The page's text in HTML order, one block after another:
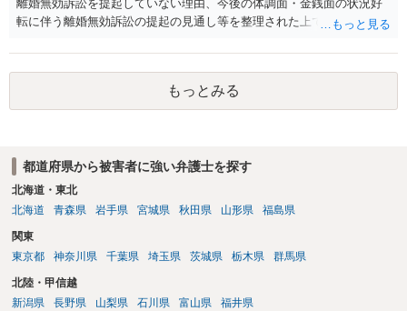
離婚無効訴訟を提起していない理由、今後の体調面・金銭面の状況好
転に伴う離婚無効訴訟の提起の見通し等を整理された上で、書面とし
検察官の処分判断の際、相談者さんの意向を示す証拠の一つとして位
置づけられる様に思われます。 より詳細についてお聞きになりたい場
合、最寄りの法律事務所での相談を検討ください
もっとみる
都道府県から被害者に強い弁護士を探す
北海道・東北
北海道
青森県 岩手県 宮城県 秋田県 山形県 福島県
関東
東京都
神奈川県 千葉県 埼玉県 茨城県 栃木県 群馬県
北陸・甲信越
新潟県
長野県 山梨県 石川県 富山県 福井県